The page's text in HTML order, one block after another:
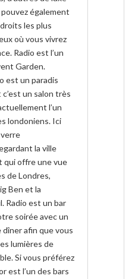
également
les plus
où vous vivrez
Radio est l’un
Garden.
est un paradis
un salon très
l’un
londoniens. Ici
la ville
qui offre une vue
de Londres,
Ben et la
Radio est un bar
soirée avec un
afin que vous
lumières de
Si vous préférez
est l’un des bars